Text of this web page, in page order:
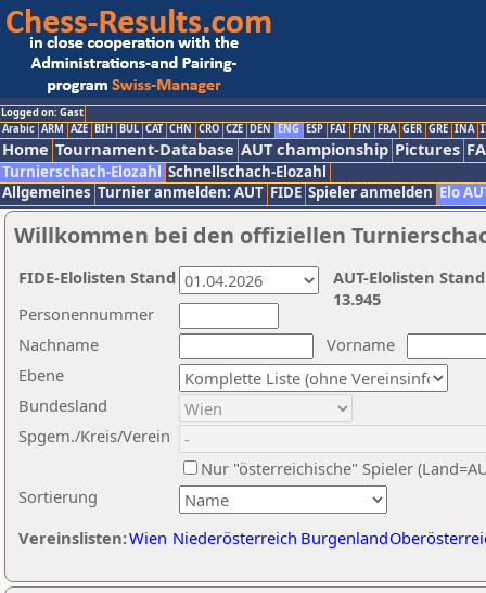
Logged on: Gast
Arabic ARM AZE BIH BUL CAT CHN CRO CZE DEN ENG ESP FAI FIN FRA GER GRE INA
Home Tournament-Database AUT championship Pictures
Turnierschach-Elozahl Schnellschach-Elozahl
Allgemeines Turnier anmelden: AUT FIDE Spieler anmelden Elo
Willkommen bei den offiziellen
Nachname
Vorname
Ebene
Sortierung
Personennummer
Bundesland
Spgem./Kreis/Verein
Nur "österreichische" Spieler
Vereinslisten:Wien Niederösterreich Burgenland
AUT-Elolisten
13.945
FIDE-Elolisten Stand